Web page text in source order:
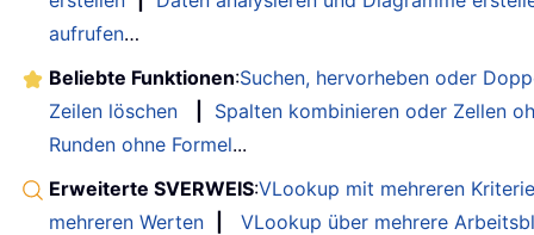
aufrufen…
Beliebte Funktionen:Suchen, hervorheben oder
Zeilen löschen
Spalten kombinieren oder Zellen
Runden ohne Formel...
Erweiterte SVERWEIS:VLookup mit mehreren
mehreren Werten
VLookup über mehrere